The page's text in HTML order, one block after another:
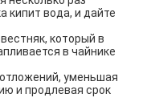
кипит вода, и дайте
который в
в чайнике
уменьшая
и продлевая срок